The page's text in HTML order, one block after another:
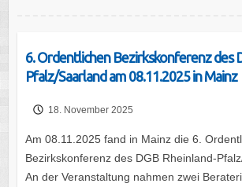
6. Ordentlichen Bezirkskonferenz des
Pfalz/Saarland am 08.11.2025 in Mainz
18. November 2025
Am 08.11.2025 fand in Mainz die 6.
Bezirkskonferenz des DGB Rheinland-
An der Veranstaltung nahmen zwei